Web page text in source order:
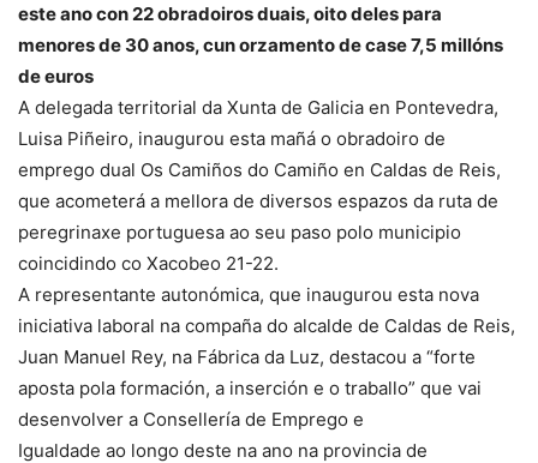
este ano con 22 obradoiros duais, oito deles para
menores de 30 anos, cun orzamento de case 7,5 millóns
de euros
A delegada territorial da Xunta de Galicia en Pontevedra,
Luisa Piñeiro, inaugurou esta mañá o obradoiro de
emprego dual Os Camiños do Camiño en Caldas de Reis,
que acometerá a mellora de diversos espazos da ruta de
peregrinaxe portuguesa ao seu paso polo municipio
coincidindo co Xacobeo 21-22.
A representante autonómica, que inaugurou esta nova
iniciativa laboral na compaña do alcalde de Caldas de Reis,
Juan Manuel Rey, na Fábrica da Luz, destacou a “forte
aposta pola formación, a inserción e o traballo” que vai
desenvolver a Consellería de Emprego e
Igualdade ao longo deste na ano na provincia de